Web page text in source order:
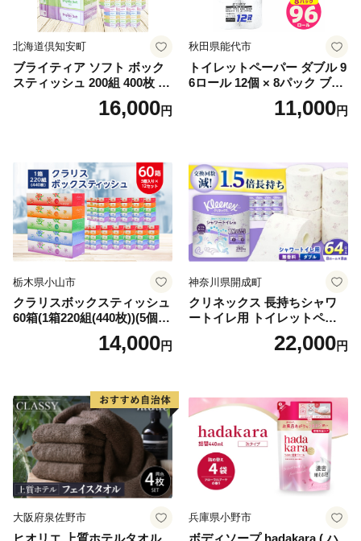
北海道倶知安町
ブライティア ソフト ボック
スティッシュ 200組 400枚 60
箱 日本製 まとめ買い ティッ
シュ リサイクル 長持 防災 常
倶知安町 日用品
16,000円
秋田県能代市
トイレットペーパー ダブル 9
6ロール 12個 × 8パック ブラ
ンカ 再生紙 100％ 芯あり 日
用品 消耗品 無香料 生活用品
11,000円
栃木県小山市
クラリスボックスティッシュ
60箱(1箱220組(440枚))(5個入
り×12セット)【1256759】
14,000円
神奈川県開成町
クリネックス 長持ちシャワ
ートイレ用 トイレットペー
パー（ダブル）64ロール(8ロ
ール×8パック) 開成町 トイレ
蓄 防災 エコ 消耗品 生活雑貨
生活用品 無香料 トイレット
ペーパー ダブル といれっと
ぺーぱー トイレ クレシア ト
イレットペーパー [BDBH002
-1]
22,000円
大阪府泉佐野市
ヒオリエ 上質ホテルタオル
兵庫県小野市
ボディソープ hadakara ( ハ